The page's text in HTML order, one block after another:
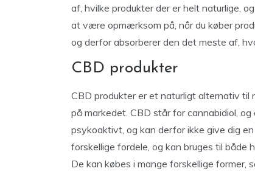
af, hvilke produkter der er helt naturlige,
at være opmærksom på, når du køber
og derfor absorberer den det meste af,
CBD produkter
CBD produkter er et naturligt alternativ til
på markedet. CBD står for cannabidiol,
psykoaktivt, og kan derfor ikke give dig
forskellige fordele, og kan bruges til både
De kan købes i mange forskellige former,